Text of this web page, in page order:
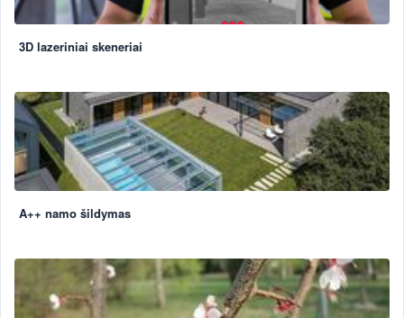
3D lazeriniai skeneriai
A++ namo šildymas